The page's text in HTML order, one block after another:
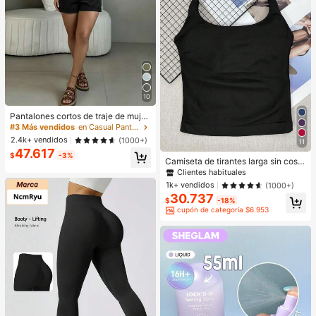
10
Pantalones cortos de traje de mujer
de cintura alta plisados para oficina
de verano, tejido liso negro, ajuste
ceñido, pierna ancha recta, sin cint
urón, casual, de trabajo a fin de se
#3 Más vendidos
en Casual Pantalones De Mujer
2.4k+ vendidos
(1000+)
$47.617 -3%
11
Camiseta de tirantes larga sin costu
ras para mujer, top de fitness con su
jetador extraíble, chaleco deportivo
para yoga, athleisure
Clientes habituales
1k+ vendidos
(1000+)
$30.737 -18%
cupón de categoría $6.953